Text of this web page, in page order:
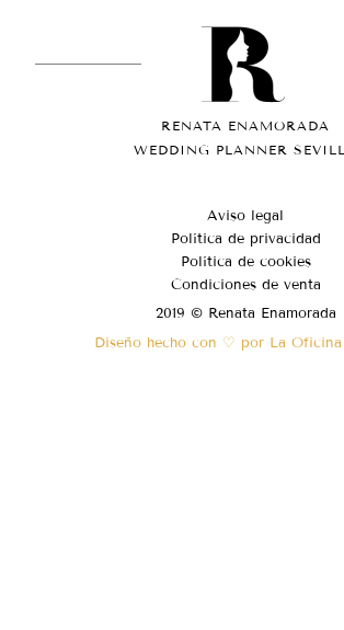
RENATA ENAMORADA
WEDDING PLANNER
Aviso legal
Política de privacidad
Política de cookies
Condiciones de venta
2019 © Renata Enamorada
Diseño hecho con ♡ por La Oficina